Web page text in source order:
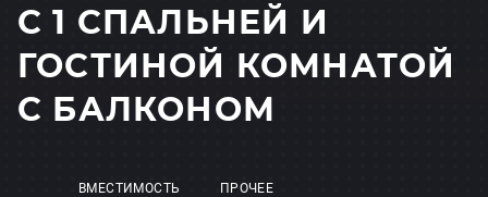
С 1 СПАЛЬНЕЙ И
ГОСТИНОЙ КОМНАТОЙ
С БАЛКОНОМ
ВМЕСТИМОСТЬ ПРОЧЕЕ